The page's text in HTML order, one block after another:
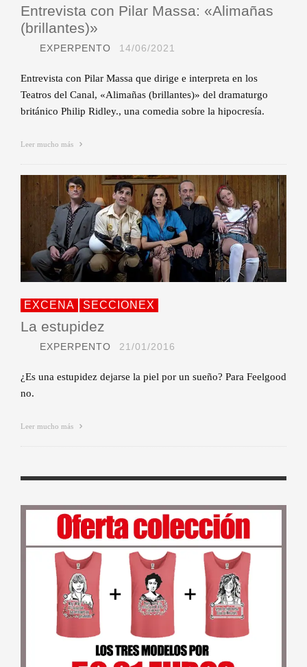
Entrevista con Pilar Massa: «Alimañas
(brillantes)»
EXPERPENTO 14/06/2021
Entrevista con Pilar Massa que dirige e interpreta en los
Teatros del Canal, «Alimañas (brillantes)» del dramaturgo
británico Philip Ridley., una comedia sobre la hipocresía.
Leer mucho más
EXCENA SECCIONEX
La estupidez
EXPERPENTO 21/01/2016
¿Es una estupidez dejarse la piel por un sueño? Para Feelgood
no.
Leer mucho más